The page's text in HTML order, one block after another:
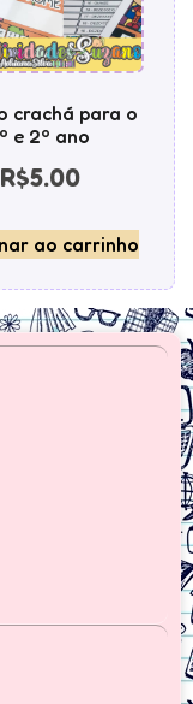
crachá para o
e 2º ano
R$5.00
ao carrinho